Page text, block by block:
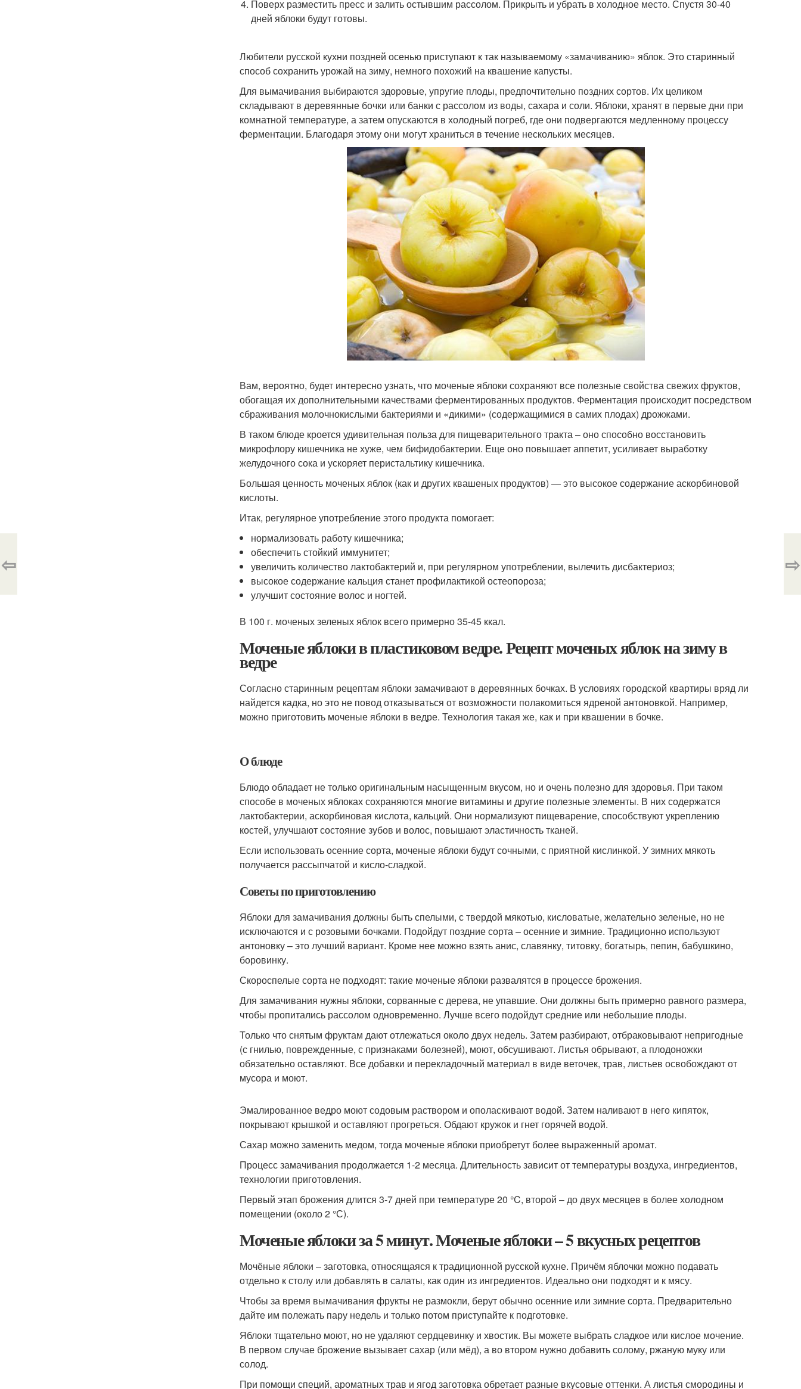
Поверх разместить пресс и залить остывшим рассолом. Прикрыть и убрать в холодное место. Спустя 30-40
дней яблоки будут готовы.
Любители русской кухни поздней осенью приступают к так называемому «замачиванию» яблок. Это старинный
способ сохранить урожай на зиму, немного похожий на квашение капусты.
Для вымачивания выбираются здоровые, упругие плоды, предпочтительно поздних сортов. Их целиком
складывают в деревянные бочки или банки с рассолом из воды, сахара и соли. Яблоки, хранят в первые дни при
комнатной температуре, а затем опускаются в холодный погреб, где они подвергаются медленному процессу
ферментации. Благодаря этому они могут храниться в течение нескольких месяцев.
Вам, вероятно, будет интересно узнать, что моченые яблоки сохраняют все полезные свойства свежих фруктов,
обогащая их дополнительными качествами ферментированных продуктов. Ферментация происходит посредством
сбраживания молочнокислыми бактериями и «дикими» (содержащимися в самих плодах) дрожжами.
В таком блюде кроется удивительная польза для пищеварительного тракта – оно способно восстановить
микрофлору кишечника не хуже, чем бифидобактерии. Еще оно повышает аппетит, усиливает выработку
желудочного сока и ускоряет перистальтику кишечника.
Большая ценность моченых яблок (как и других квашеных продуктов) — это высокое содержание аскорбиновой
кислоты.
Итак, регулярное употребление этого продукта помогает:
нормализовать работу кишечника;
обеспечить стойкий иммунитет;
увеличить количество лактобактерий и, при регулярном употреблении, вылечить дисбактериоз;
высокое содержание кальция станет профилактикой остеопороза;
улучшит состояние волос и ногтей.
В 100 г. моченых зеленых яблок всего примерно 35-45 ккал.
Моченые яблоки в пластиковом ведре. Рецепт моченых яблок на зиму в
ведре
Согласно старинным рецептам яблоки замачивают в деревянных бочках. В условиях городской квартиры вряд ли
найдется кадка, но это не повод отказываться от возможности полакомиться ядреной антоновкой. Например,
можно приготовить моченые яблоки в ведре. Технология такая же, как и при квашении в бочке.
О блюде
Блюдо обладает не только оригинальным насыщенным вкусом, но и очень полезно для здоровья. При таком
способе в моченых яблоках сохраняются многие витамины и другие полезные элементы. В них содержатся
лактобактерии, аскорбиновая кислота, кальций. Они нормализуют пищеварение, способствуют укреплению
костей, улучшают состояние зубов и волос, повышают эластичность тканей.
Если использовать осенние сорта, моченые яблоки будут сочными, с приятной кислинкой. У зимних мякоть
получается рассыпчатой и кисло-сладкой.
Советы по приготовлению
Яблоки для замачивания должны быть спелыми, с твердой мякотью, кисловатые, желательно зеленые, но не
исключаются и с розовыми бочками. Подойдут поздние сорта – осенние и зимние. Традиционно используют
антоновку – это лучший вариант. Кроме нее можно взять анис, славянку, титовку, богатырь, пепин, бабушкино,
боровинку.
Скороспелые сорта не подходят: такие моченые яблоки развалятся в процессе брожения.
Для замачивания нужны яблоки, сорванные с дерева, не упавшие. Они должны быть примерно равного размера,
чтобы пропитались рассолом одновременно. Лучше всего подойдут средние или небольшие плоды.
Только что снятым фруктам дают отлежаться около двух недель. Затем разбирают, отбраковывают непригодные
(с гнилью, поврежденные, с признаками болезней), моют, обсушивают. Листья обрывают, а плодоножки
обязательно оставляют. Все добавки и перекладочный материал в виде веточек, трав, листьев освобождают от
мусора и моют.
Эмалированное ведро моют содовым раствором и ополаскивают водой. Затем наливают в него кипяток,
покрывают крышкой и оставляют прогреться. Обдают кружок и гнет горячей водой.
Сахар можно заменить медом, тогда моченые яблоки приобретут более выраженный аромат.
Процесс замачивания продолжается 1-2 месяца. Длительность зависит от температуры воздуха, ингредиентов,
технологии приготовления.
Первый этап брожения длится 3-7 дней при температуре 20 °C, второй – до двух месяцев в более холодном
помещении (около 2 °С).
Моченые яблоки за 5 минут. Моченые яблоки – 5 вкусных рецептов
Мочёные яблоки – заготовка, относящаяся к традиционной русской кухне. Причём яблочки можно подавать
отдельно к столу или добавлять в салаты, как один из ингредиентов. Идеально они подходят и к мясу.
Чтобы за время вымачивания фрукты не размокли, берут обычно осенние или зимние сорта. Предварительно
дайте им полежать пару недель и только потом приступайте к подготовке.
Яблоки тщательно моют, но не удаляют сердцевинку и хвостик. Вы можете выбрать сладкое или кислое мочение.
В первом случае брожение вызывает сахар (или мёд), а во втором нужно добавить солому, ржаную муку или
солод.
При помощи специй, ароматных трав и ягод заготовка обретает разные вкусовые оттенки. А листья смородины и
⇦ ⇨